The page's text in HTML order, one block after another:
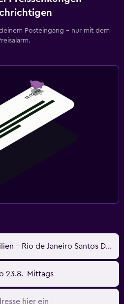
Posteingang – nur mit dem
Rio de Janeiro, Brasilien - Rio de Janeiro Santos Dumont (SDU)
23.8. Mittags